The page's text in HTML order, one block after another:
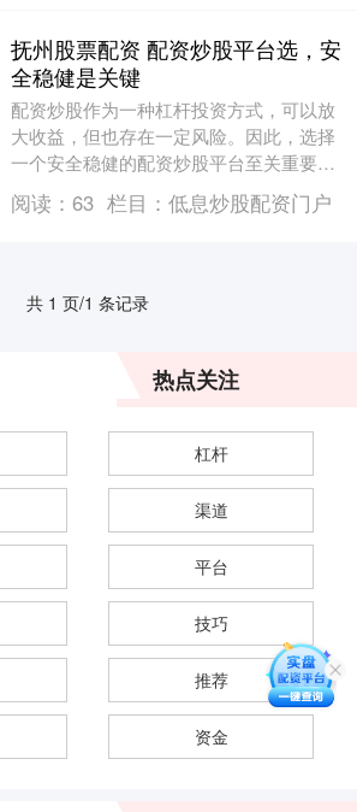
抚州股票配资 配资炒股平台选，安
全稳健是关键
配资炒股作为一种杠杆投资方式，可以放
大收益，但也存在一定风险。因此，选择
一个安全稳健的配资炒股平台至关重要。
股票配资源码是一种计算机程序，它利用
算法和数据分析....
阅读： 63 栏目： 低息炒股配资门户
共 1 页/1 条记录
热点关注
杠杆
渠道
平台
技巧
推荐
资金